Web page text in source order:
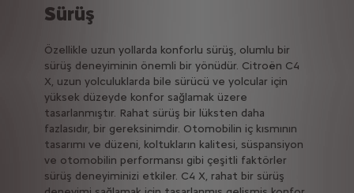
Sürüş
Özellikle uzun yollarda konforlu sürüş, olumlu bir
sürüş deneyiminin önemli bir yönüdür. Citroën C4
X, uzun yolculuklarda bile sürücü ve yolcular için
yüksek düzeyde konfor sağlamak üzere
tasarlanmıştır. Rahat sürüş bir lüksten daha
fazlasıdır, bir gereksinimdir. Otomobilin iç kısmının
tasarımı ve düzeni, koltukların kalitesi, süspansiyon
ve otomobilin performansı gibi çeşitli faktörler
sürüş deneyiminizi etkiler. C4 X, rahat bir sürüş